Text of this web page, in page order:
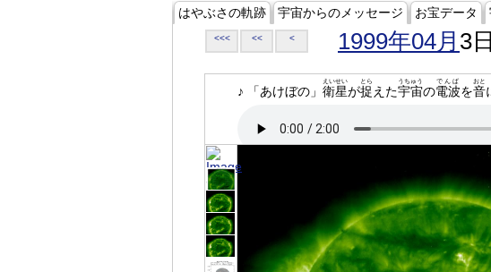
はやぶさの軌跡 宇宙からのメッセージ お宝データ
<<< << < 1999年04月 3日
♪ 「あけぼの」 衛星
えいせい
が捉
とら
えた宇宙
うちゅう
の電波
でんぱ
を音
おと